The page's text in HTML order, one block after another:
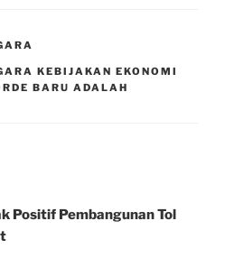
KEBIJAKAN EKONOMI
BARU ADALAH
Positif Pembangunan Tol